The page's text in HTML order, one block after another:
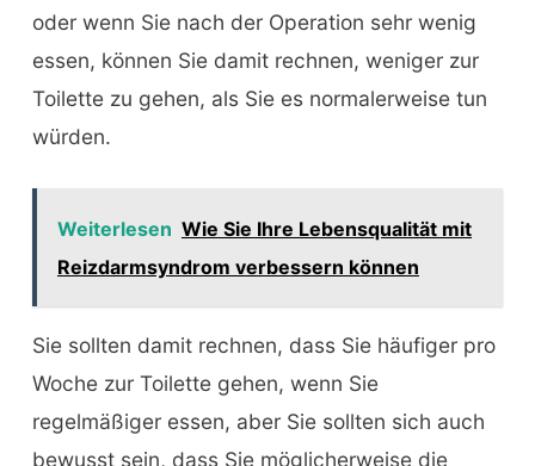
oder wenn Sie nach der Operation sehr wenig
essen, können Sie damit rechnen, weniger zur
Toilette zu gehen, als Sie es normalerweise tun
würden.
Weiterlesen Wie Sie Ihre Lebensqualität mit
Reizdarmsyndrom verbessern können
Sie sollten damit rechnen, dass Sie häufiger pro
Woche zur Toilette gehen, wenn Sie
regelmäßiger essen, aber Sie sollten sich auch
bewusst sein, dass Sie möglicherweise die